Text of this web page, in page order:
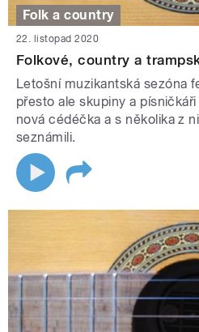
Folk a country
22. listopad 2020
Folkové, country a
Letošní muzikantská sezóna
přesto ale skupiny a
nová cédéčka a s několika z
seznámili.